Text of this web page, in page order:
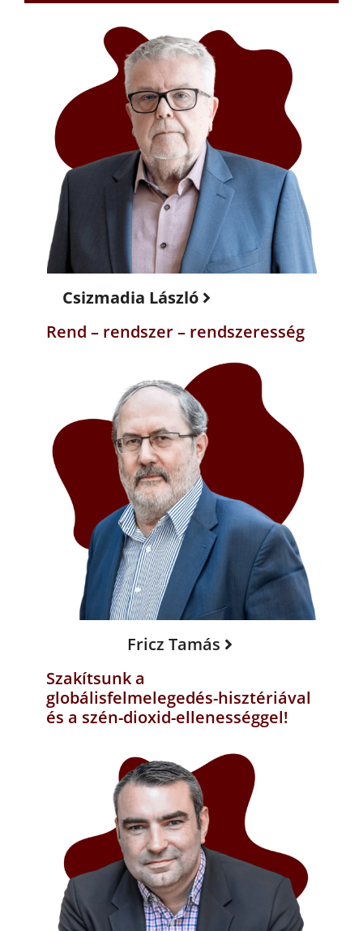
Csizmadia László
Rend – rendszer – rendszeresség
Fricz Tamás
Szakítsunk a
globálisfelmelegedés-hisztériával
és a szén-dioxid-ellenességgel!